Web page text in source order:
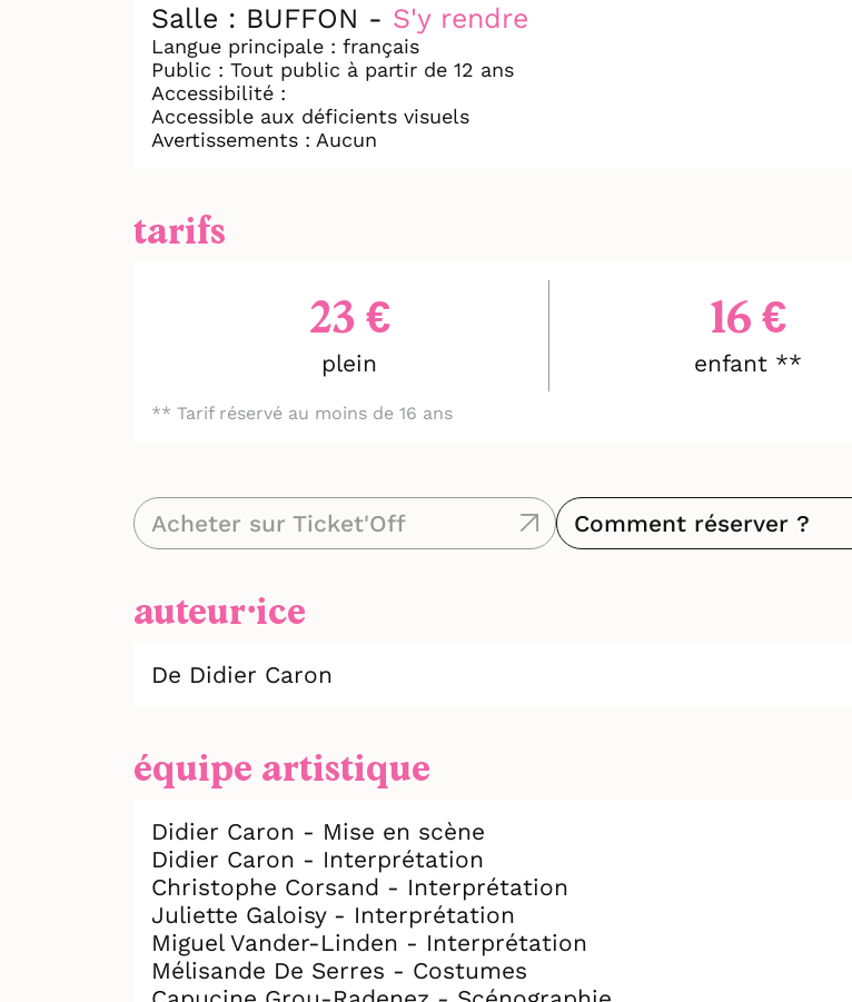
Salle : BUFFON - S'y rendre
Langue principale : français
Public : Tout public à partir de 12 ans
Accessibilité :
Accessible aux déficients visuels
Avertissements : Aucun
tarifs
23 €
plein
16 €
enfant **
** Tarif réservé au moins de 16 ans
Acheter sur Ticket'Off Comment réserver ?
auteur⸱ice
De Didier Caron
équipe artistique
Didier Caron - Mise en scène
Didier Caron - Interprétation
Christophe Corsand - Interprétation
Juliette Galoisy - Interprétation
Miguel Vander-Linden - Interprétation
Mélisande De Serres - Costumes